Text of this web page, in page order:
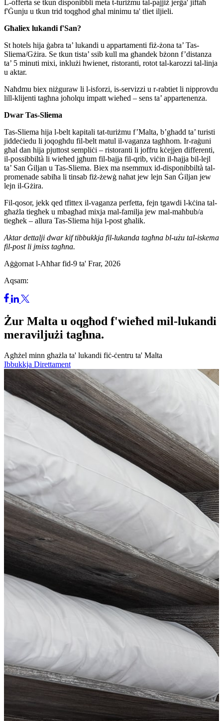
L-offerta se tkun disponibbli meta t-turiżmu tal-pajjiż jerġa' jiftaħ
f'Ġunju u tkun trid toqgħod għal minimu ta' tliet iljieli.
Għaliex lukandi f'San?
St hotels hija ġabra ta’ lukandi u appartamenti fiż-żona ta’ Tas-
Sliema/Gżira. Se tkun tista’ ssib kull ma għandek bżonn f’distanza
ta’ 5 minuti mixi, inklużi ħwienet, ristoranti, rotot tal-karozzi tal-linja
u aktar.
Naħdmu biex niżguraw li l-isforzi, is-servizzi u r-rabtiet li nipprovdu
lill-klijenti tagħna joħolqu impatt wieħed – sens ta’ appartenenza.
Dwar Tas-Sliema
Tas-Sliema hija l-belt kapitali tat-turiżmu f’Malta, b’għadd ta’ turisti
jiddeċiedu li joqogħdu fil-belt matul il-vaganza tagħhom. Ir-raġuni
għal dan hija pjuttost sempliċi – ristoranti li joffru kċejjen differenti,
il-possibbiltà li wieħed jgħum fil-bajja fil-qrib, viċin il-ħajja bil-lejl
ta’ San Ġiljan u Tas-Sliema. Biex ma nsemmux id-disponibbiltà tal-
promenade sabiħa li tinsab fiż-żewġ naħat jew lejn San Ġiljan jew
lejn il-Gżira.
Fil-qosor, jekk qed tfittex il-vaganza perfetta, fejn tgawdi l-kċina tal-
għażla tiegħek u mbagħad mixja mal-familja jew mal-maħbub/a
tiegħek – allura Tas-Sliema hija l-post għalik.
Aktar dettalji dwar kif tibbukkja fil-lukanda tagħna bl-użu tal-iskema
fil-post li jmiss tagħna.
Aġġornat l-Aħħar fid-9 ta' Frar, 2026
Aqsam:
Żur Malta u oqgħod f'wieħed mil-lukandi
meraviljużi tagħna.
Agħżel minn għażla ta' lukandi fiċ-ċentru ta' Malta
Ibbukkja Direttament